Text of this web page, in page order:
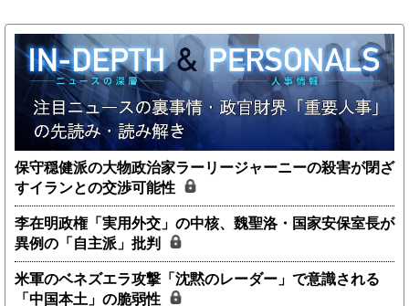
保守穏健派の大物政治家ラーリージャーニーの殺害が閉ざ
すイランとの交渉可能性
李在明政権「実用外交」の中核、魏聖洛・国家安保室長が
異例の「自主派」批判
米軍のベネズエラ攻撃「沈黙のレーダー」で意識される
「中国本土」の脆弱性